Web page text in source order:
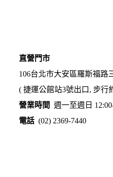
直營門市
106台北市大安區羅斯福路
( 捷運公館站3號出口, 步行
營業時間 週一至週日
電話 (02) 2369-7440